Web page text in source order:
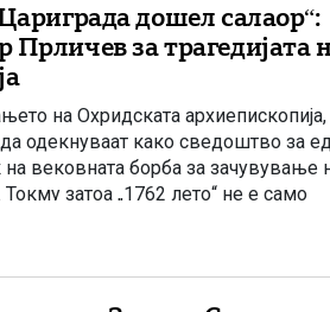
дошел салаор“:
Прличев за трагедијата
на Охридската архиепископија,
одекнуваат како сведоштво за
вековната борба за зачувување
затоа „1762 лето“ не е само
поколенија дека народот кој […]